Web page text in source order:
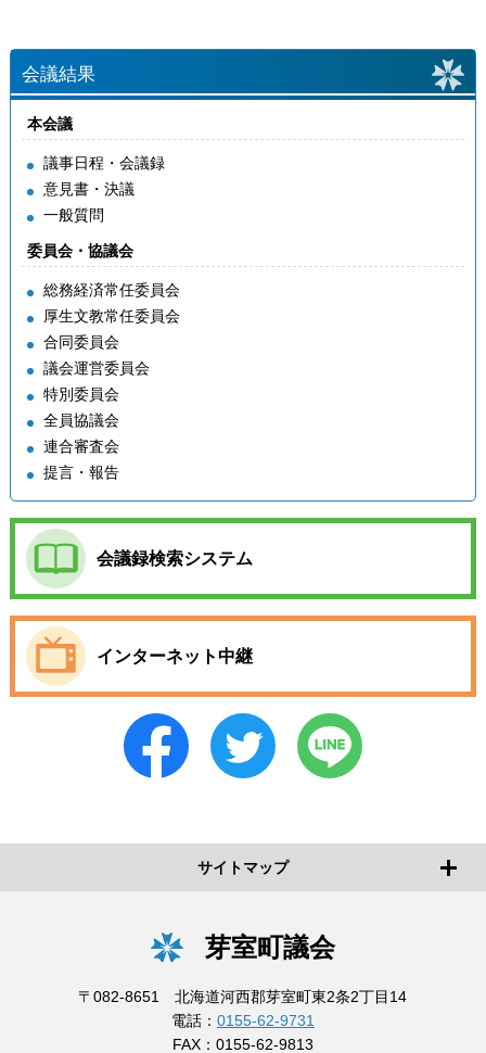
資料7 学校給食費の保護者負担軽減について.pdf
資料8-1 社会体育施設等の整備について.pdf
資料1-3 次期芽室町立小中学校配置計画に係る取組状況等につ
いて
いて
資料2 令和７年度厚生文教常任委員会の抽出事業について
資料3 ３月定例会議の振り返りについて
資料2 ３月定例会議の振り返りについて（総務経済常任委員
会）
当日資料3 令和８年度厚生文教常任委員会の抽出事業について
会議結果
本会議
議事日程・会議録
意見書・決議
一般質問
委員会・協議会
総務経済常任委員会
厚生文教常任委員会
合同委員会
議会運営委員会
特別委員会
全員協議会
連合審査会
提言・報告
会議録検索システム
インターネット中継
サイトマップ
芽室町議会
〒082-8651 北海道河西郡芽室町東2条2丁目14
電話： 0155-62-9731
FAX：0155-62-9813